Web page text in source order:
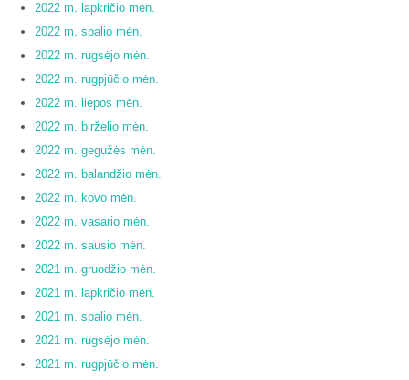
2022 m. lapkričio mėn.
2022 m. spalio mėn.
2022 m. rugsėjo mėn.
2022 m. rugpjūčio mėn.
2022 m. liepos mėn.
2022 m. birželio mėn.
2022 m. gegužės mėn.
2022 m. balandžio mėn.
2022 m. kovo mėn.
2022 m. vasario mėn.
2022 m. sausio mėn.
2021 m. gruodžio mėn.
2021 m. lapkričio mėn.
2021 m. spalio mėn.
2021 m. rugsėjo mėn.
2021 m. rugpjūčio mėn.